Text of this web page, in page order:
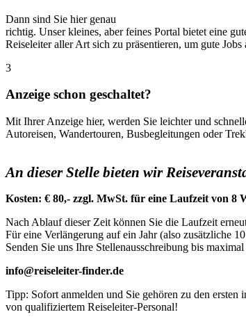
Dann sind Sie hier genau
richtig. Unser kleines, aber feines Portal bietet eine
Reiseleiter aller Art sich zu präsentieren, um gute Jobs
3
Anzeige schon geschaltet?
Mit Ihrer Anzeige hier, werden Sie leichter und
Autoreisen, Wandertouren, Busbegleitungen oder
An dieser Stelle bieten wir
Kosten: € 80,- zzgl. MwSt. für eine Laufzeit von 8
Nach Ablauf dieser Zeit können Sie die Laufzeit
Für eine Verlängerung auf ein Jahr (also zusätzliche
Senden Sie uns Ihre Stellenausschreibung bis
info@reiseleiter-finder.de
Tipp: Sofort anmelden und Sie gehören zu den
von qualifiziertem Reiseleiter-Personal!